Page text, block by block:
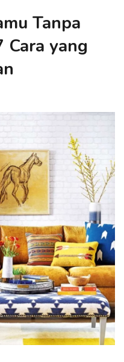
Tanpa
Cara yang